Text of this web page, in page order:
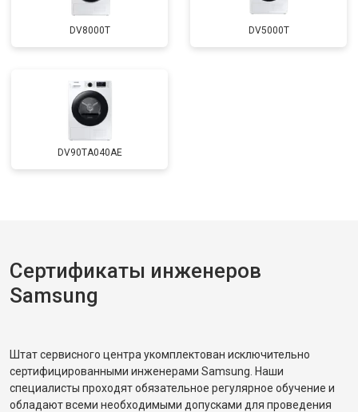
DV8000T DV5000T
DV90TA040AE
Сертификаты инженеров
Samsung
Штат сервисного центра укомплектован исключительно
сертифицированными инженерами Samsung. Наши
специалисты проходят обязательное регулярное обучение и
обладают всеми необходимыми допусками для проведения